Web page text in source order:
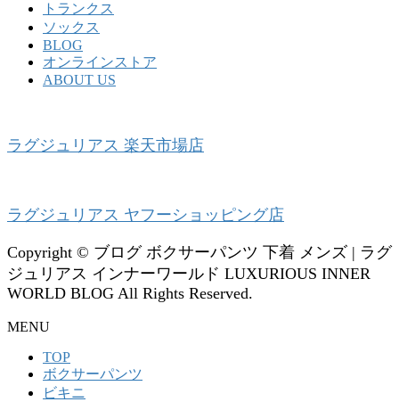
トランクス
ソックス
BLOG
オンラインストア
ABOUT US
ラグジュリアス 楽天市場店
ラグジュリアス ヤフーショッピング店
Copyright © ブログ ボクサーパンツ 下着 メンズ | ラグ
ジュリアス インナーワールド LUXURIOUS INNER
WORLD BLOG All Rights Reserved.
MENU
TOP
ボクサーパンツ
ビキニ